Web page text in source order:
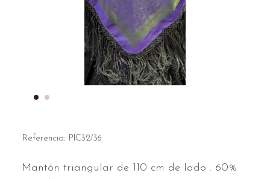
Referencia: PIC32/36
Mantón triangular de 110 cm de lado . 60%